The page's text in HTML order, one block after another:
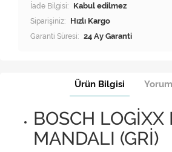
İade Bilgisi:
Siparişiniz: Hızlı Kargo
Garanti Süresi: 24 Ay Garanti
Ürün Bilgisi
BOSCH LOGİXX
MANDALI (GRİ)